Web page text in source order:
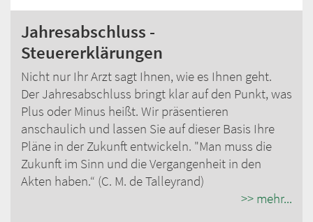
Jahresabschluss -
Steuererklärungen
Nicht nur Ihr Arzt sagt Ihnen, wie es Ihnen geht.
Der Jahresabschluss bringt klar auf den Punkt, was
Plus oder Minus heißt. Wir präsentieren
anschaulich und lassen Sie auf dieser Basis Ihre
Pläne in der Zukunft entwickeln. "Man muss die
Zukunft im Sinn und die Vergangenheit in den
Akten haben.“ (C. M. de Talleyrand)
>> mehr...